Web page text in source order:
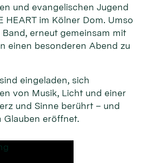
und evangelischen Jugend
HEART im Kölner Dom. Umso
erneut gemeinsam mit
einen besonderen Abend zu
eingeladen, sich
von Musik, Licht und einer
und Sinne berührt – und
Glauben eröffnet.